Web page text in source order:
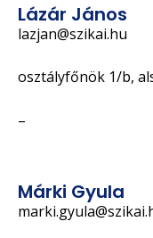
Lázár János
lazjan@szikai.hu
osztályfőnök 1/b,
–
Márki Gyula